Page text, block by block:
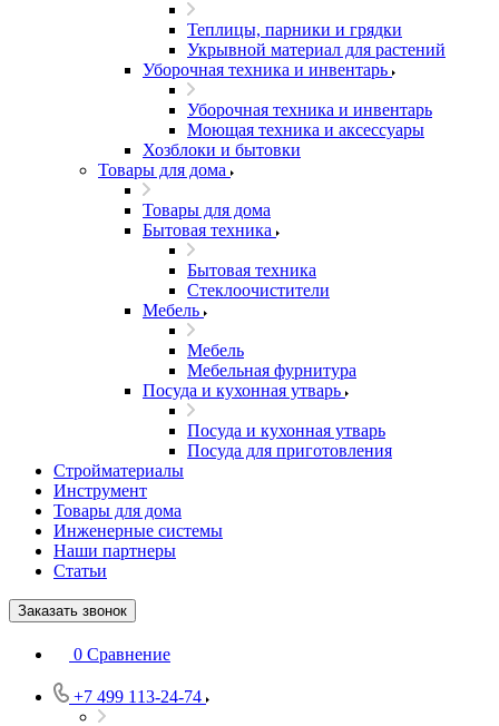
Теплицы, парники и грядки
Укрывной материал для растений
Уборочная техника и инвентарь
Уборочная техника и инвентарь
Моющая техника и аксессуары
Хозблоки и бытовки
Товары для дома
Товары для дома
Бытовая техника
Бытовая техника
Стеклоочистители
Мебель
Мебель
Мебельная фурнитура
Посуда и кухонная утварь
Посуда и кухонная утварь
Посуда для приготовления
Стройматериалы
Инструмент
Товары для дома
Инженерные системы
Наши партнеры
Статьи
Заказать звонок
0 Сравнение
+7 499 113-24-74